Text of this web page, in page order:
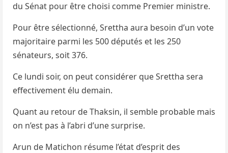
du Sénat pour être choisi comme Premier ministre.
Pour être sélectionné, Srettha aura besoin d’un vote
majoritaire parmi les 500 députés et les 250
sénateurs, soit 376.
Ce lundi soir, on peut considérer que Srettha sera
effectivement élu demain.
Quant au retour de Thaksin, il semble probable mais
on n’est pas à l’abri d’une surprise.
Arun de Matichon résume l’état d’esprit des